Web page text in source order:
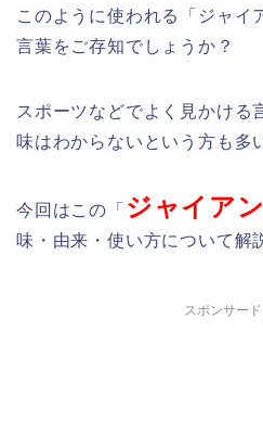
このように使われる「ジャイ
言葉をご存知でしょうか？
スポーツなどでよく見かける
味はわからないという方も多
今回はこの「 ジャイア
味・由来・使い方について解
スポンサー